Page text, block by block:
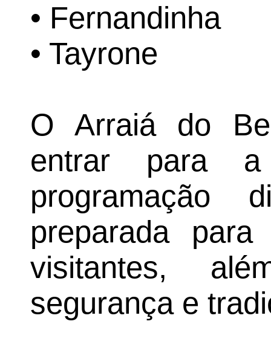
• Fernandinha
• Tayrone
O Arraiá do
entrar para
programação
preparada
visitantes,
segurança e